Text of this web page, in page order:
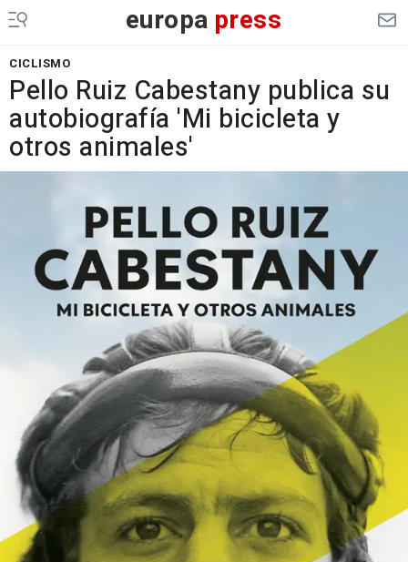
europa press
CICLISMO
Pello Ruiz Cabestany publica su
autobiografía 'Mi bicicleta y
otros animales'